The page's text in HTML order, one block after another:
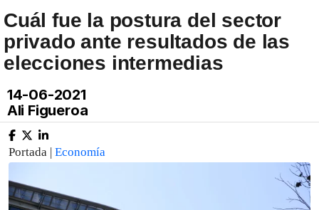
Cuál fue la postura del sector
privado ante resultados de las
elecciones intermedias
14-06-2021
Ali Figueroa
Portada | Economía